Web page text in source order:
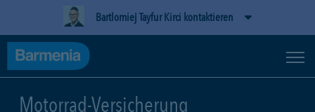
Bartlomiej Tayfur Kirci kontaktieren
Motorrad-Versicherung